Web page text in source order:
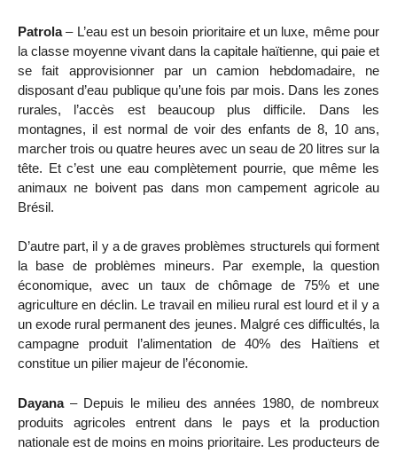
Patrola– L’eau est un besoin prioritaire et un luxe, même pour
la classe moyenne vivant dans la capitale haïtienne, qui paie et
se fait approvisionner par un camion hebdomadaire, ne
disposant d’eau publique qu’une fois par mois. Dans les zones
rurales, l’accès est beaucoup plus difficile. Dans les
montagnes, il est normal de voir des enfants de 8, 10 ans,
marcher trois ou quatre heures avec un seau de 20 litres sur la
tête. Et c’est une eau complètement pourrie, que même les
animaux ne boivent pas dans mon campement agricole au
Brésil.
D’autre part, il y a de graves problèmes structurels qui forment
la base de problèmes mineurs. Par exemple, la question
économique, avec un taux de chômage de 75% et une
agriculture en déclin. Le travail en milieu rural est lourd et il y a
un exode rural permanent des jeunes. Malgré ces difficultés, la
campagne produit l’alimentation de 40% des Haïtiens et
constitue un pilier majeur de l’économie.
Dayana– Depuis le milieu des années 1980, de nombreux
produits agricoles entrent dans le pays et la production
nationale est de moins en moins prioritaire. Les producteurs de